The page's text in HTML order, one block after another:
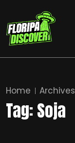
Home Archives
Tag:Soja